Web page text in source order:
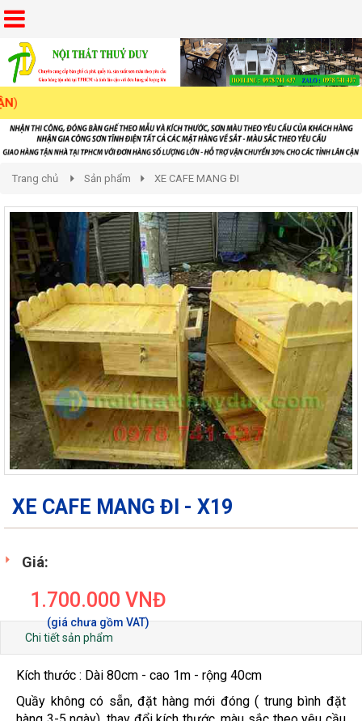
Trang chủ Sản phẩm XE CAFE MANG ĐI
XE CAFE MANG ĐI - X19
Giá:
1.700.000 VNĐ
Chi tiết sản phẩm
Kích thước : Dài 80cm - cao 1m - rộng 40cm
Quầy không có sẵn, đặt hàng mới đóng ( trung bình đặt